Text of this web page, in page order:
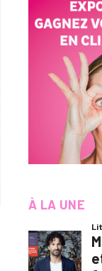
À LA UNE